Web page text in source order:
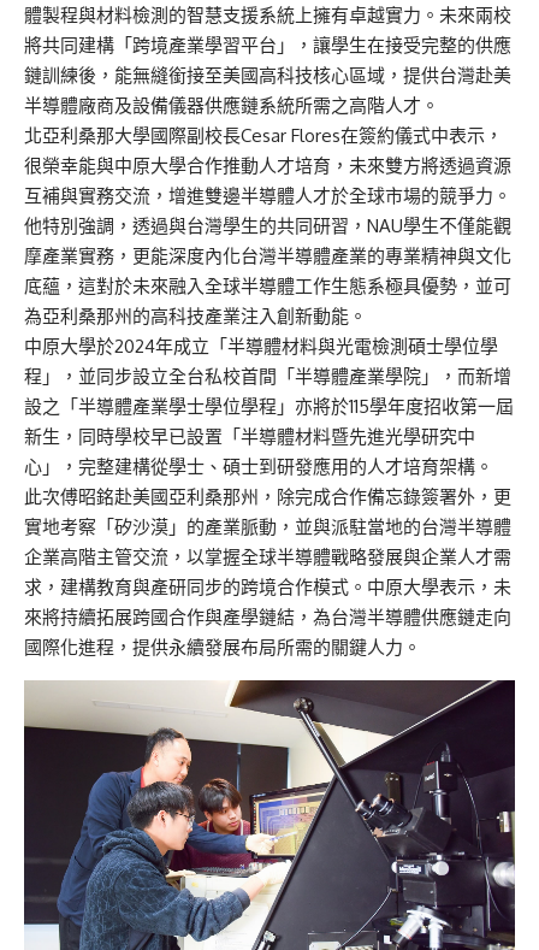
體製程與材料檢測的智慧支援系統上擁有卓越實力。未來兩校
將共同建構「跨境產業學習平台」，讓學生在接受完整的供應
鏈訓練後，能無縫銜接至美國高科技核心區域，提供台灣赴美
半導體廠商及設備儀器供應鏈系統所需之高階人才。
北亞利桑那大學國際副校長Cesar Flores在簽約儀式中表示，
很榮幸能與中原大學合作推動人才培育，未來雙方將透過資源
互補與實務交流，增進雙邊半導體人才於全球市場的競爭力。
他特別強調，透過與台灣學生的共同研習，NAU學生不僅能觀
摩產業實務，更能深度內化台灣半導體產業的專業精神與文化
底蘊，這對於未來融入全球半導體工作生態系極具優勢，並可
為亞利桑那州的高科技產業注入創新動能。
中原大學於2024年成立「半導體材料與光電檢測碩士學位學
程」，並同步設立全台私校首間「半導體產業學院」，而新增
設之「半導體產業學士學位學程」亦將於115學年度招收第一屆
新生，同時學校早已設置「半導體材料暨先進光學研究中
心」，完整建構從學士、碩士到研發應用的人才培育架構。
此次傅昭銘赴美國亞利桑那州，除完成合作備忘錄簽署外，更
實地考察「矽沙漠」的產業脈動，並與派駐當地的台灣半導體
企業高階主管交流，以掌握全球半導體戰略發展與企業人才需
求，建構教育與產研同步的跨境合作模式。中原大學表示，未
來將持續拓展跨國合作與產學鏈結，為台灣半導體供應鏈走向
國際化進程，提供永續發展布局所需的關鍵人力。